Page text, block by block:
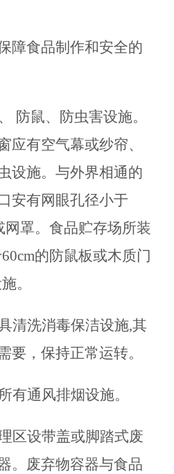
障食品制作和安全的
防鼠、防虫害设施。
应有空气幕或纱帘、
设施。与外界相通的
安有网眼孔径小于
网罩。食品贮存场所装
的防鼠板或木质门
。
清洗消毒保洁设施,其
要，保持正常运转。
有通风排烟设施。
区设带盖或脚踏式废
。废弃物容器与食品